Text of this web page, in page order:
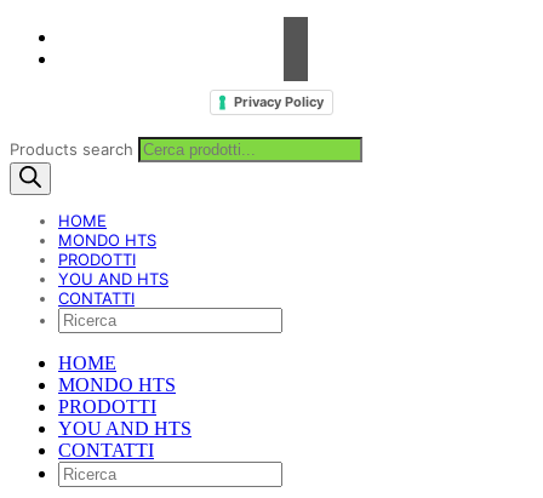
Privacy Policy
Products search
HOME
MONDO HTS
PRODOTTI
YOU AND HTS
CONTATTI
HOME
MONDO HTS
PRODOTTI
YOU AND HTS
CONTATTI